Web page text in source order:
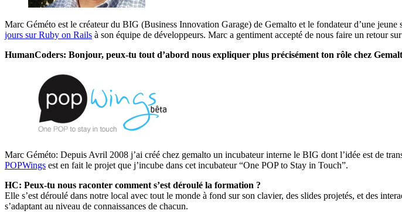
Marc Géméto est le créateur du BIG (Business Innovation Garage) de Gemalto et le fondateur d’une
jours sur Ruby on Rails à son équipe de développeurs. Marc a gentiment accepté de nous faire un retour
HumanCoders: Bonjour, peux-tu tout d’abord nous expliquer plus précisément ton rôle chez
Marc Géméto: Depuis Avril 2008 j’ai créé chez gemalto un incubateur interne le BIG dont l’idée est de
POPWings est en fait le projet que j’incube dans cet incubateur “One POP to Stay in Touch”.
HC: Peux-tu nous raconter comment s’est déroulé la formation ?
Elle s’est déroulé dans notre local avec tout le monde à fond sur son clavier, des slides projetés, et des
s’adaptant au niveau de connaissances de chacun.